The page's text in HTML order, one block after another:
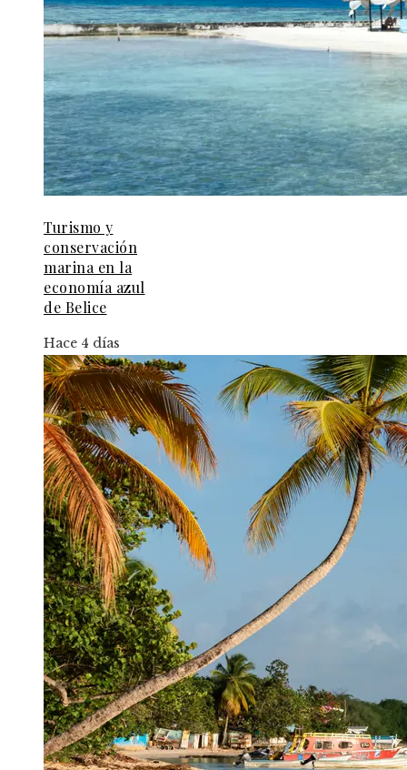
Turismo y
conservación
marina en la
economía azul
de Belice
Hace 4 días